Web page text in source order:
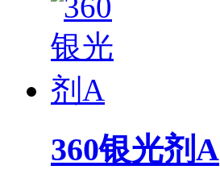
360银光剂A